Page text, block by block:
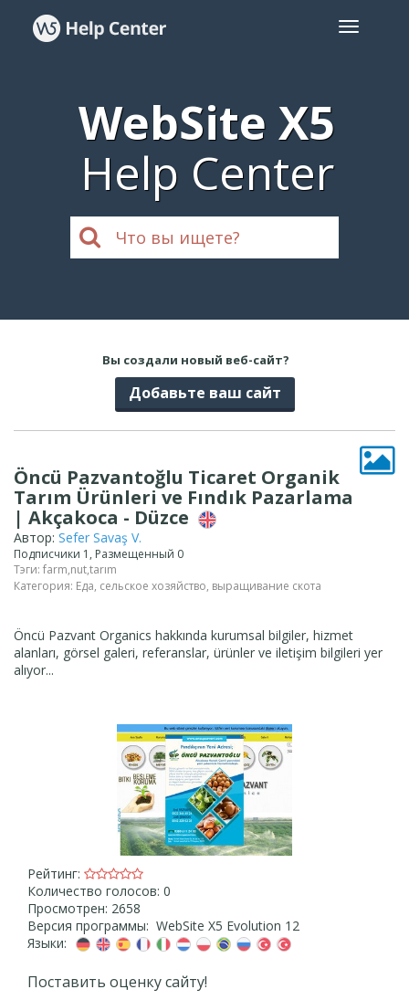
WebSite X5
Help Center
Вы создали новый веб-сайт?
Добавьте ваш сайт
Öncü Pazvantoğlu Ticaret Organik
Tarım Ürünleri ve Fındık Pazarlama
| Akçakoca - Düzce
Автор: Sefer Savaş V.
Подписчики 1, Размещенный 0
Тэги: farm,nut,tarım
Категория: Еда, сельское хозяйство, выращивание скота
Öncü Pazvant Organics hakkında kurumsal bilgiler, hizmet
alanları, görsel galeri, referanslar, ürünler ve iletişim bilgileri yer
alıyor...
Рейтинг:
Количество голосов: 0
Просмотрен: 2658
Версия программы: WebSite X5 Evolution 12
Языки:
Поставить оценку сайту!